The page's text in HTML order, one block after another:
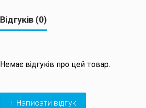
Відгуків (0)
Немає відгуків про цей товар.
+ Написати відгук